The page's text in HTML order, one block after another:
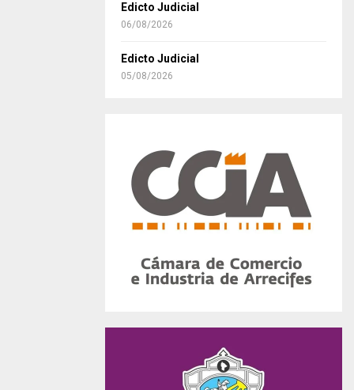
Edicto Judicial
06/08/2026
Edicto Judicial
05/08/2026